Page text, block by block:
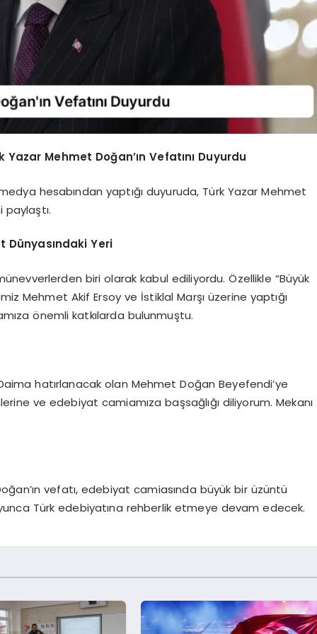
Mehmet Doğan’ın Vefatını Duyurdu
hesabından yaptığı duyuruda, Türk Yazar Mehmet
paylaştı.
Dünyasındaki Yeri
biri olarak kabul ediliyordu. Özellikle “Büyük
Mehmet Akif Ersoy ve İstiklal Marşı üzerine yaptığı
önemli katkılarda bulunmuştu.
hatırlanacak olan Mehmet Doğan Beyefendi’ye
ve edebiyat camiamıza başsağlığı diliyorum. Mekanı
vefatı, edebiyat camiasında büyük bir üzüntü
Türk edebiyatına rehberlik etmeye devam edecek.